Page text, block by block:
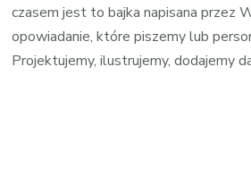
czasem jest to bajka napisana przez
opowiadanie, które piszemy lub
Projektujemy, ilustrujemy, dodajemy